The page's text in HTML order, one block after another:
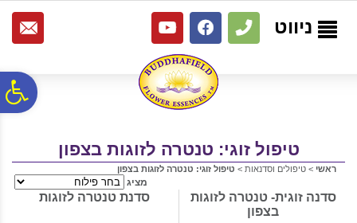
נגישות
אתר
המרכזי
ניווט
טיפול זוגי: טנטרה לזוגות בצפון
ראשי > טיפולים וסדנאות > טיפול זוגי: טנטרה לזוגות בצפון
מציג
סדנה זוגית- טנטרה לזוגות
בצפון
סדנת טנטרה לזוגות